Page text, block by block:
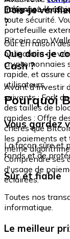
échangez-le
intégré où vous
toute sécurité.
portefeuille
Bitcoin.com
Dois-je
?
Oui. En raison
obligatoire de
cryptomonnaies
rapide, et assure
utilisateurs.
Que dois-je
Cash ?
Avant d'investir
suivants : Fork
des tailles de
rapides : Offre
chères que
les paiements et
même
Comprendre ses
d'usage de
éclairées.
Pourquoi
Vous gardez
La façon sûre et
fonds et de
Sûr et fiable
Toutes nos
informatique.
Le meilleur